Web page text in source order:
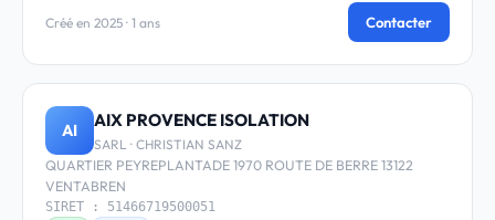
Créé en 2025 · 1 ans Contacter
AI AIX PROVENCE ISOLATION
SARL · CHRISTIAN SANZ
QUARTIER PEYREPLANTADE 1970 ROUTE DE BERRE 13122
VENTABREN
SIRET : 51466719500051